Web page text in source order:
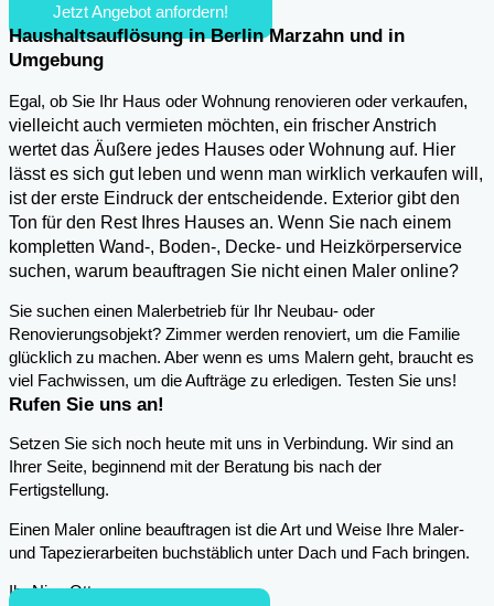
Jetzt Angebot anfordern!
Haushaltsauflösung in Berlin Marzahn und in
Umgebung
Egal, ob Sie Ihr Haus oder Wohnung renovieren oder verkaufen,
vielleicht auch vermieten möchten, ein frischer Anstrich
wertet das Äußere jedes Hauses oder Wohnung auf. Hier
lässt es sich gut leben und wenn man wirklich verkaufen will,
ist der erste Eindruck der entscheidende. Exterior gibt den
Ton für den Rest Ihres Hauses an. Wenn Sie nach einem
kompletten Wand-, Boden-, Decke- und Heizkörperservice
suchen, warum beauftragen Sie nicht einen Maler online?
Sie suchen einen Malerbetrieb für Ihr Neubau- oder
Renovierungsobjekt? Zimmer werden renoviert, um die Familie
glücklich zu machen. Aber wenn es ums Malern geht, braucht es
viel Fachwissen, um die Aufträge zu erledigen. Testen Sie uns!
Rufen Sie uns an!
Setzen Sie sich noch heute mit uns in Verbindung. Wir sind an
Ihrer Seite, beginnend mit der Beratung bis nach der
Fertigstellung.
Einen Maler online beauftragen ist die Art und Weise Ihre Maler-
und Tapezierarbeiten buchstäblich unter Dach und Fach bringen.
Ihr Nico Otto